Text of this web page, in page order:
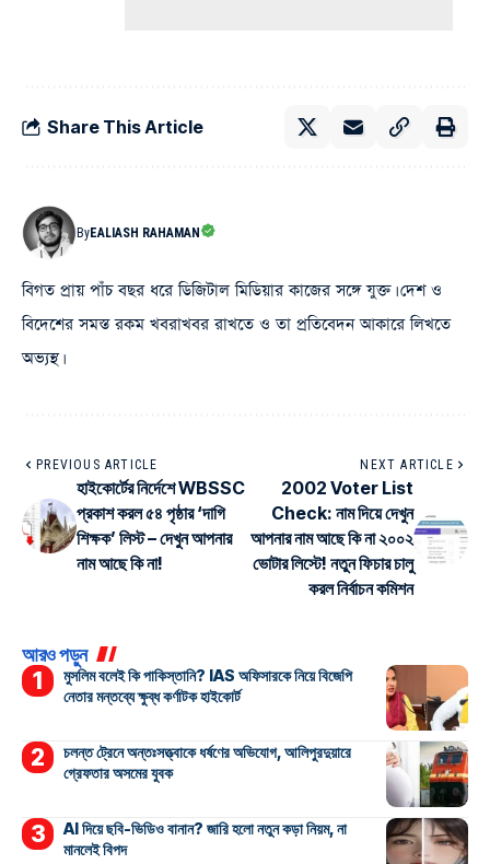
Share This Article
ByEALIASH RAHAMAN
বিগত প্রায় পাঁচ বছর ধরে ডিজিটাল মিডিয়ার কাজের সঙ্গে যুক্ত। দেশ ও
বিদেশের সমস্ত রকম খবরাখবর রাখতে ও তা প্রতিবেদন আকারে লিখতে
অভ্যস্থ।
PREVIOUS ARTICLE
হাইকোর্টের নির্দেশে WBSSC
প্রকাশ করল ৫৪ পৃষ্ঠার ‘দাগি
শিক্ষক’ লিস্ট – দেখুন আপনার
নাম আছে কি না!
NEXT ARTICLE
2002 Voter List
Check: নাম দিয়ে দেখুন
আপনার নাম আছে কি না ২০০২
ভোটার লিস্টে! নতুন ফিচার চালু
করল নির্বাচন কমিশন
আরও পড়ুন
মুসলিম বলেই কি পাকিস্তানি? IAS অফিসারকে নিয়ে বিজেপি
নেতার মন্তব্যে ক্ষুব্ধ কর্ণাটক হাইকোর্ট
চলন্ত ট্রেনে অন্তঃসত্ত্বাকে ধর্ষণের অভিযোগ, আলিপুরদুয়ারে
গ্রেফতার অসমের যুবক
AI দিয়ে ছবি-ভিডিও বানান? জারি হলো নতুন কড়া নিয়ম, না
মানলেই বিপদ